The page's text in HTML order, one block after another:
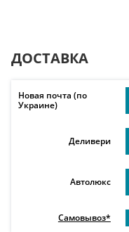
ДОСТАВКА
Новая почта (по
Украине)
Деливери
Автолюкс
Самовывоз*